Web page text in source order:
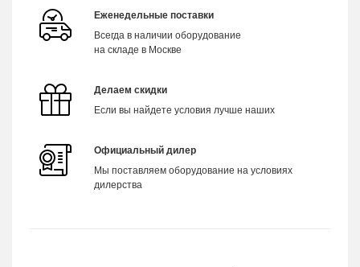
Еженедельные поставки
Всегда в наличии оборудование
на складе в Москве
Делаем скидки
Если вы найдете условия лучше наших
Официальный дилер
Мы поставляем оборудование на условиях
дилерства